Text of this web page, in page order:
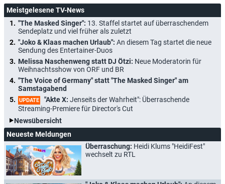
Meistgelesene TV-News
"The Masked Singer": 13. Staffel startet auf überraschendem
Sendeplatz und viel früher als zuletzt
"Joko & Klaas machen Urlaub": An diesem Tag startet die neue
Sendung des Entertainer-Duos
Melissa Naschenweng statt DJ Ötzi: Neue Moderatorin für
Weihnachtsshow von ORF und BR
"The Voice of Germany" statt "The Masked Singer" am
Samstagabend
UPDATE "Akte X: Jenseits der Wahrheit": Überraschende
Streaming-Premiere für Director's Cut
Newsübersicht
Neueste Meldungen
Überraschung: Heidi Klums "HeidiFest"
wechselt zu RTL